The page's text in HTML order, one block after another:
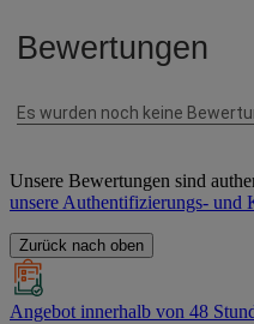
Unsere Bewertungen sind
unsere Authentifizierungs- und
Zurück nach oben
Angebot innerhalb von 48